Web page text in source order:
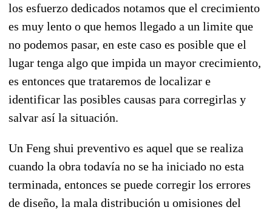
los esfuerzo dedicados notamos que el crecimiento
es muy lento o que hemos llegado a un limite que
no podemos pasar, en este caso es posible que el
lugar tenga algo que impida un mayor crecimiento,
es entonces que trataremos de localizar e
identificar las posibles causas para corregirlas y
salvar así la situación.
Un Feng shui preventivo es aquel que se realiza
cuando la obra todavía no se ha iniciado no esta
terminada, entonces se puede corregir los errores
de diseño, la mala distribución u omisiones del